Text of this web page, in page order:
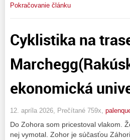
Pokračovanie článku
Cyklistika na
ekonomická
12. apríla 2026, Prečítané 759x,
Do Zohora som pricestoval vlakom.
nej vymotal. Zohor je súčasťou